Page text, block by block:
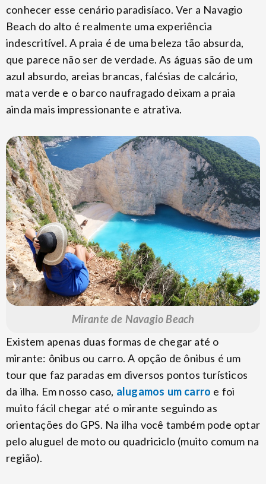
conhecer esse cenário paradisíaco. Ver a Navagio
Beach do alto é realmente uma experiência
indescritível. A praia é de uma beleza tão absurda,
que parece não ser de verdade. As águas são de um
azul absurdo, areias brancas, falésias de calcário,
mata verde e o barco naufragado deixam a praia
ainda mais impressionante e atrativa.
Mirante de Navagio Beach
Existem apenas duas formas de chegar até o
mirante: ônibus ou carro. A opção de ônibus é um
tour que faz paradas em diversos pontos turísticos
da ilha. Em nosso caso, alugamos um carro e foi
muito fácil chegar até o mirante seguindo as
orientações do GPS. Na ilha você também pode optar
pelo aluguel de moto ou quadriciclo (muito comum na
região).